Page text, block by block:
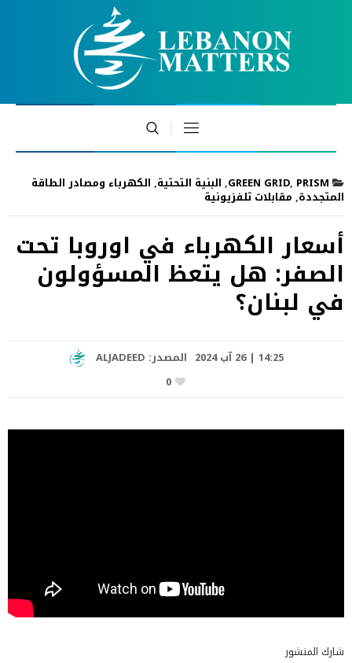
GREEN GRID, PRISM
, البنية التحتية, الكهرباء ومصادر الطاقة
المتجددة, مقابلات تلفزيونية
أسعار الكهرباء في اوروبا تحت
الصفر: هل يتعظ المسؤولون
في لبنان؟
14:25 | 26 آب 2024 المصدر: ALJADEED
0
شارك المنشور